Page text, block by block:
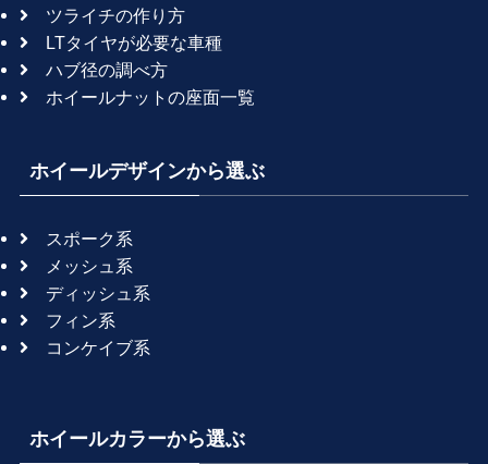
ツライチの作り方
LTタイヤが必要な車種
ハブ径の調べ方
ホイールナットの座面一覧
ホイールデザインから選ぶ
スポーク系
メッシュ系
ディッシュ系
フィン系
コンケイブ系
ホイールカラーから選ぶ